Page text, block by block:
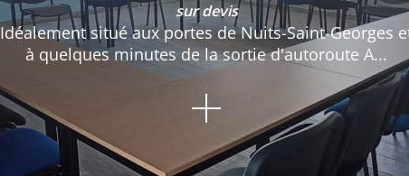
sur devis
Idéalement situé aux portes de Nuits-Saint-Georges
à quelques minutes de la sortie d'autoroute A...